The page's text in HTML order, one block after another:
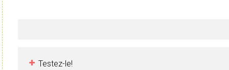
Testez-le!